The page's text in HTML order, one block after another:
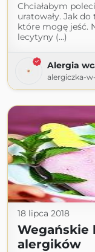
Chciałabym
uratowały. Jak
które mogę jeść.
lecytyny (...)
Alergia
alergiczka-
18 lipca 2018
Wegańskie
alergików